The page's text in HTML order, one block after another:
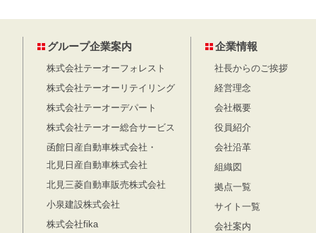
グループ企業案内
株式会社テーオーフォレスト
株式会社テーオーリテイリング
株式会社テーオーデパート
株式会社テーオー総合サービス
函館日産自動車株式会社・
北見日産自動車株式会社
北見三菱自動車販売株式会社
小泉建設株式会社
株式会社fika
企業情報
社長からのご挨拶
経営理念
会社概要
役員紹介
会社沿革
組織図
拠点一覧
サイト一覧
会社案内